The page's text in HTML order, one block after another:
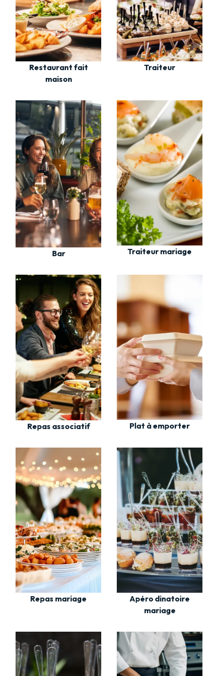
Restaurant fait
maison
Traiteur
Bar Traiteur mariage
Repas associatif Plat à emporter
Repas mariage
Apéro dinatoire
mariage